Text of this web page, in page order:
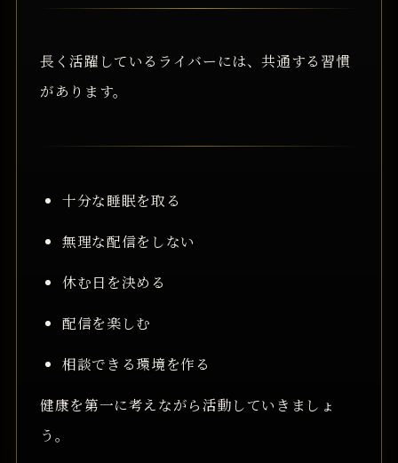
長く活躍しているライバーには、共通する習慣
があります。
十分な睡眠を取る
無理な配信をしない
休む日を決める
配信を楽しむ
相談できる環境を作る
健康を第一に考えながら活動していきましょ
う。